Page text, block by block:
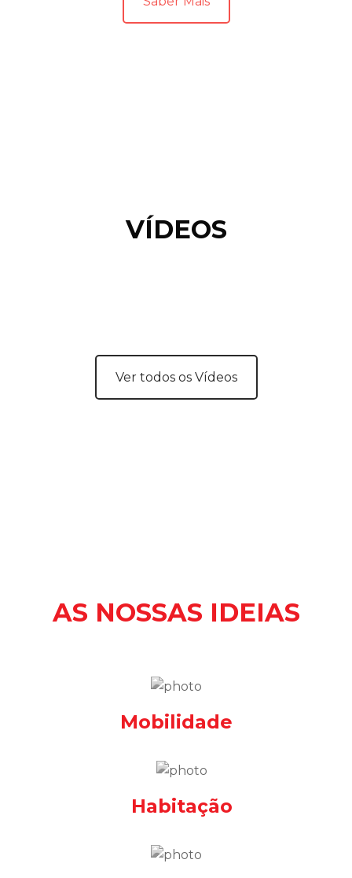
VÍDEOS
Ver todos os Vídeos
AS NOSSAS IDEIAS
Mobilidade
Habitação